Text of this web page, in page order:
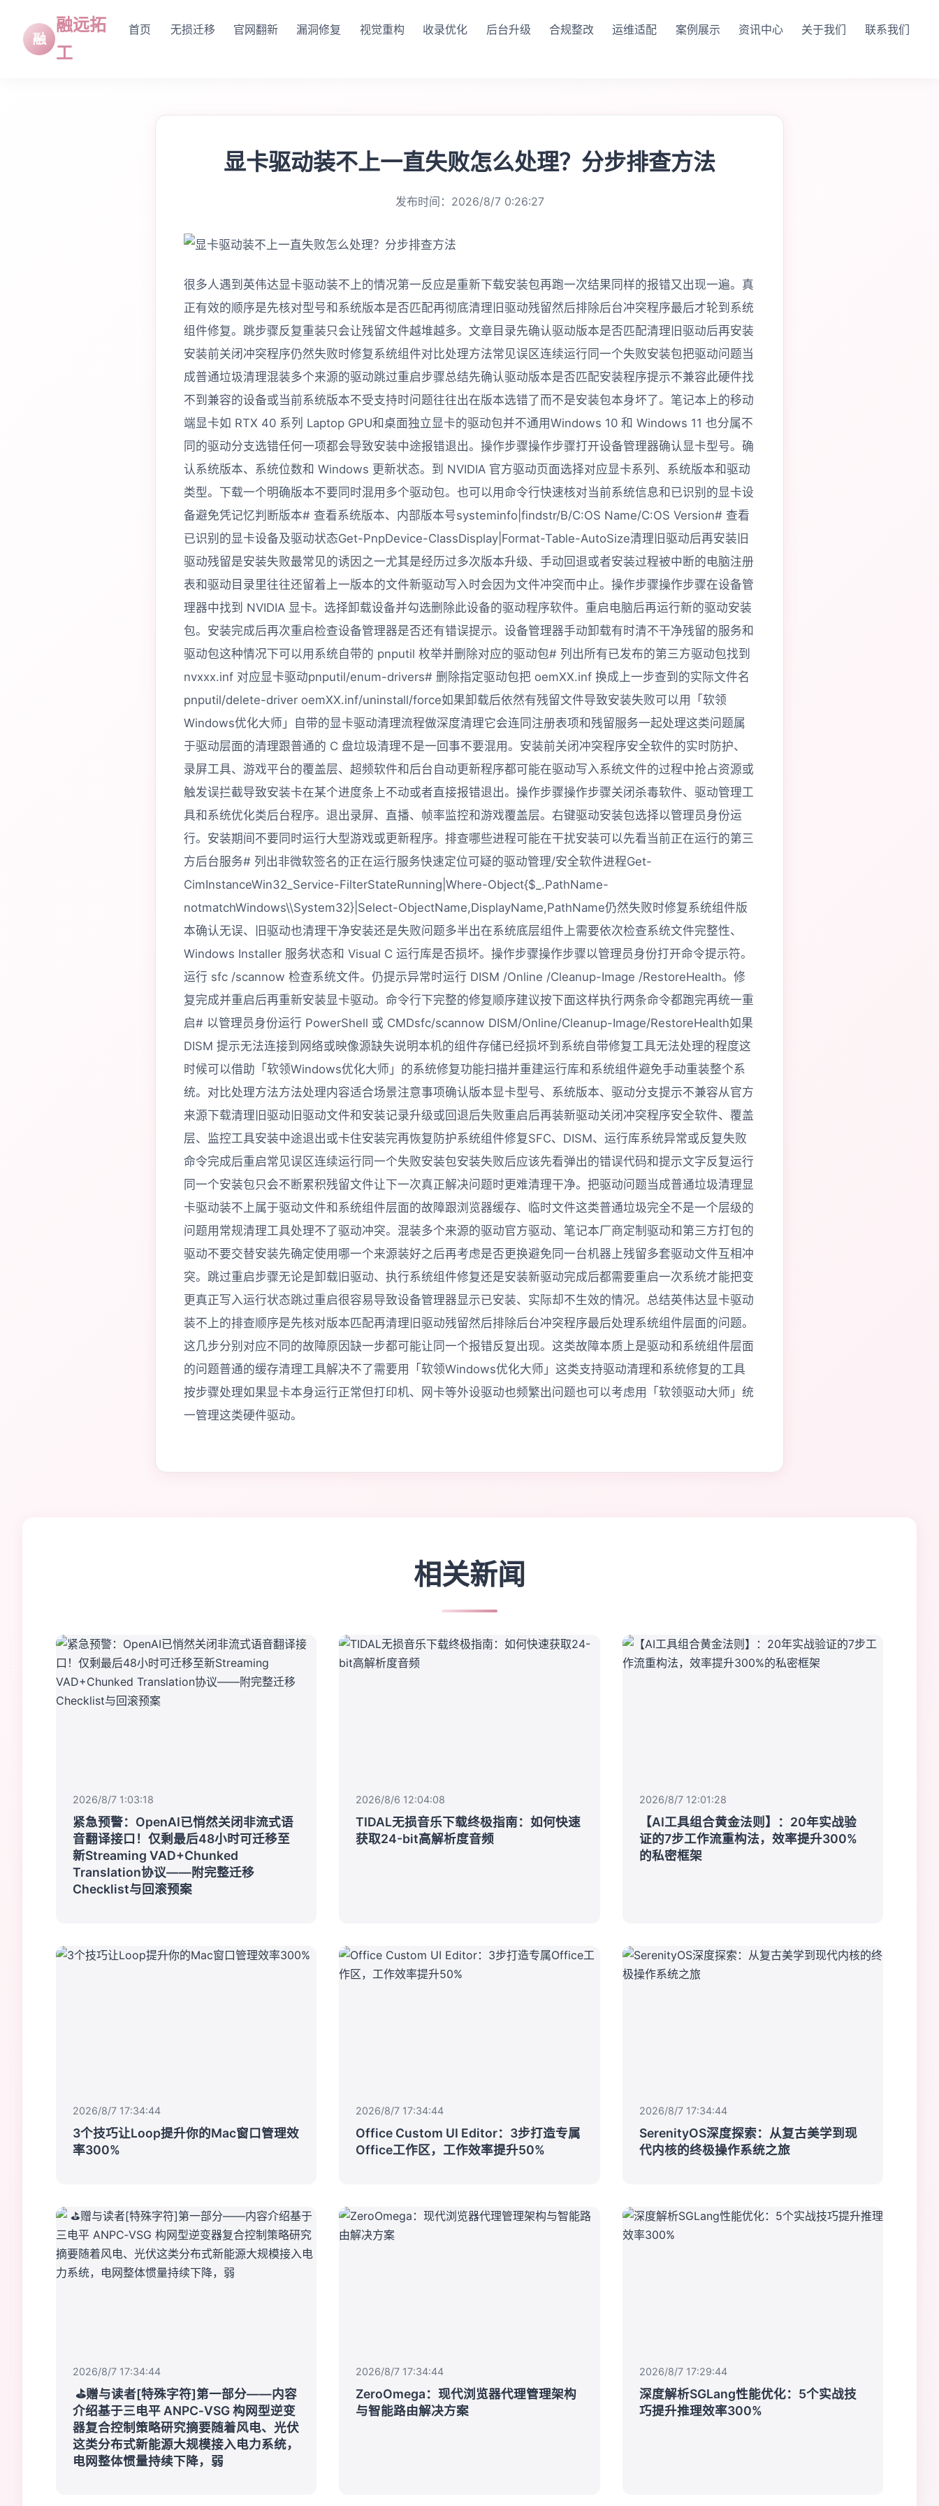
融远拓
工
首页 无损迁移 官网翻新 漏洞修复 视觉重构 收录优化 后台升级 合规整改 运维适配 案例展示 资讯中心 关于我们 联系我们
显卡驱动装不上一直失败怎么处理？分步排查方法
发布时间：2026/8/7 0:26:27
很多人遇到英伟达显卡驱动装不上的情况第一反应是重新下载安装包再跑一次结果同样的报错又出现一遍。真
正有效的顺序是先核对型号和系统版本是否匹配再彻底清理旧驱动残留然后排除后台冲突程序最后才轮到系统
组件修复。跳步骤反复重装只会让残留文件越堆越多。文章目录先确认驱动版本是否匹配清理旧驱动后再安装
安装前关闭冲突程序仍然失败时修复系统组件对比处理方法常见误区连续运行同一个失败安装包把驱动问题当
成普通垃圾清理混装多个来源的驱动跳过重启步骤总结先确认驱动版本是否匹配安装程序提示不兼容此硬件找
不到兼容的设备或当前系统版本不受支持时问题往往出在版本选错了而不是安装包本身坏了。笔记本上的移动
端显卡如 RTX 40 系列 Laptop GPU和桌面独立显卡的驱动包并不通用Windows 10 和 Windows 11 也分属不
同的驱动分支选错任何一项都会导致安装中途报错退出。操作步骤操作步骤打开设备管理器确认显卡型号。确
认系统版本、系统位数和 Windows 更新状态。到 NVIDIA 官方驱动页面选择对应显卡系列、系统版本和驱动
类型。下载一个明确版本不要同时混用多个驱动包。也可以用命令行快速核对当前系统信息和已识别的显卡设
备避免凭记忆判断版本# 查看系统版本、内部版本号systeminfo|findstr/B/C:OS Name/C:OS Version# 查看
已识别的显卡设备及驱动状态Get-PnpDevice-ClassDisplay|Format-Table-AutoSize清理旧驱动后再安装旧
驱动残留是安装失败最常见的诱因之一尤其是经历过多次版本升级、手动回退或者安装过程被中断的电脑注册
表和驱动目录里往往还留着上一版本的文件新驱动写入时会因为文件冲突而中止。操作步骤操作步骤在设备管
理器中找到 NVIDIA 显卡。选择卸载设备并勾选删除此设备的驱动程序软件。重启电脑后再运行新的驱动安装
包。安装完成后再次重启检查设备管理器是否还有错误提示。设备管理器手动卸载有时清不干净残留的服务和
驱动包这种情况下可以用系统自带的 pnputil 枚举并删除对应的驱动包# 列出所有已发布的第三方驱动包找到
nvxxx.inf 对应显卡驱动pnputil/enum-drivers# 删除指定驱动包把 oemXX.inf 换成上一步查到的实际文件名
pnputil/delete-driver oemXX.inf/uninstall/force如果卸载后依然有残留文件导致安装失败可以用「软领
Windows优化大师」自带的显卡驱动清理流程做深度清理它会连同注册表项和残留服务一起处理这类问题属
于驱动层面的清理跟普通的 C 盘垃圾清理不是一回事不要混用。安装前关闭冲突程序安全软件的实时防护、
录屏工具、游戏平台的覆盖层、超频软件和后台自动更新程序都可能在驱动写入系统文件的过程中抢占资源或
触发误拦截导致安装卡在某个进度条上不动或者直接报错退出。操作步骤操作步骤关闭杀毒软件、驱动管理工
具和系统优化类后台程序。退出录屏、直播、帧率监控和游戏覆盖层。右键驱动安装包选择以管理员身份运
行。安装期间不要同时运行大型游戏或更新程序。排查哪些进程可能在干扰安装可以先看当前正在运行的第三
方后台服务# 列出非微软签名的正在运行服务快速定位可疑的驱动管理/安全软件进程Get-
CimInstanceWin32_Service-FilterStateRunning|Where-Object{$_.PathName-
notmatchWindows\\System32}|Select-ObjectName,DisplayName,PathName仍然失败时修复系统组件版
本确认无误、旧驱动也清理干净安装还是失败问题多半出在系统底层组件上需要依次检查系统文件完整性、
Windows Installer 服务状态和 Visual C 运行库是否损坏。操作步骤操作步骤以管理员身份打开命令提示符。
运行 sfc /scannow 检查系统文件。仍提示异常时运行 DISM /Online /Cleanup-Image /RestoreHealth。修
复完成并重启后再重新安装显卡驱动。命令行下完整的修复顺序建议按下面这样执行两条命令都跑完再统一重
启# 以管理员身份运行 PowerShell 或 CMDsfc/scannow DISM/Online/Cleanup-Image/RestoreHealth如果
DISM 提示无法连接到网络或映像源缺失说明本机的组件存储已经损坏到系统自带修复工具无法处理的程度这
时候可以借助「软领Windows优化大师」的系统修复功能扫描并重建运行库和系统组件避免手动重装整个系
统。对比处理方法方法处理内容适合场景注意事项确认版本显卡型号、系统版本、驱动分支提示不兼容从官方
来源下载清理旧驱动旧驱动文件和安装记录升级或回退后失败重启后再装新驱动关闭冲突程序安全软件、覆盖
层、监控工具安装中途退出或卡住安装完再恢复防护系统组件修复SFC、DISM、运行库系统异常或反复失败
命令完成后重启常见误区连续运行同一个失败安装包安装失败后应该先看弹出的错误代码和提示文字反复运行
同一个安装包只会不断累积残留文件让下一次真正解决问题时更难清理干净。把驱动问题当成普通垃圾清理显
卡驱动装不上属于驱动文件和系统组件层面的故障跟浏览器缓存、临时文件这类普通垃圾完全不是一个层级的
问题用常规清理工具处理不了驱动冲突。混装多个来源的驱动官方驱动、笔记本厂商定制驱动和第三方打包的
驱动不要交替安装先确定使用哪一个来源装好之后再考虑是否更换避免同一台机器上残留多套驱动文件互相冲
突。跳过重启步骤无论是卸载旧驱动、执行系统组件修复还是安装新驱动完成后都需要重启一次系统才能把变
更真正写入运行状态跳过重启很容易导致设备管理器显示已安装、实际却不生效的情况。总结英伟达显卡驱动
装不上的排查顺序是先核对版本匹配再清理旧驱动残留然后排除后台冲突程序最后处理系统组件层面的问题。
这几步分别对应不同的故障原因缺一步都可能让同一个报错反复出现。这类故障本质上是驱动和系统组件层面
的问题普通的缓存清理工具解决不了需要用「软领Windows优化大师」这类支持驱动清理和系统修复的工具
按步骤处理如果显卡本身运行正常但打印机、网卡等外设驱动也频繁出问题也可以考虑用「软领驱动大师」统
一管理这类硬件驱动。
相关新闻
2026/8/7 1:03:18
紧急预警：OpenAI已悄然关闭非流式语
音翻译接口！仅剩最后48小时可迁移至
新Streaming VAD+Chunked
Translation协议——附完整迁移
Checklist与回滚预案
2026/8/6 12:04:08
TIDAL无损音乐下载终极指南：如何快速
获取24-bit高解析度音频
2026/8/7 12:01:28
【AI工具组合黄金法则】：20年实战验
证的7步工作流重构法，效率提升300%
的私密框架
2026/8/7 17:34:44
3个技巧让Loop提升你的Mac窗口管理效
率300%
2026/8/7 17:34:44
Office Custom UI Editor：3步打造专属
Office工作区，工作效率提升50%
2026/8/7 17:34:44
SerenityOS深度探索：从复古美学到现
代内核的终极操作系统之旅
2026/8/7 17:34:44
​ ⛳️赠与读者[特殊字符]第一部分——内容
介绍基于三电平 ANPC‑VSG 构网型逆变
器复合控制策略研究摘要随着风电、光伏
这类分布式新能源大规模接入电力系统，
电网整体惯量持续下降，弱
2026/8/7 17:34:44
ZeroOmega：现代浏览器代理管理架构
与智能路由解决方案
2026/8/7 17:29:44
深度解析SGLang性能优化：5个实战技
巧提升推理效率300%